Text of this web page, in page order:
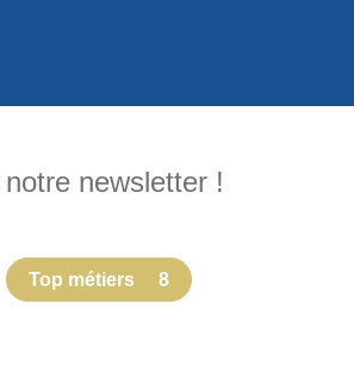
newsletter !
Top métiers 8